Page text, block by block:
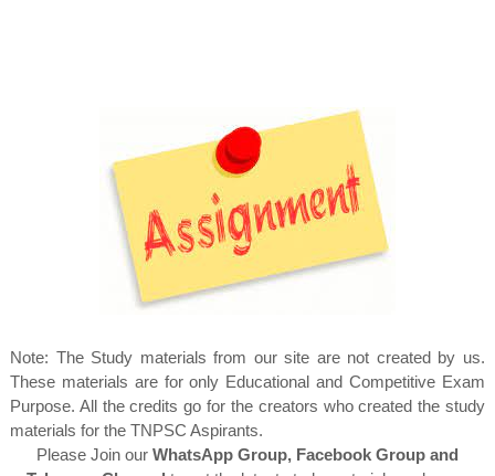
Note: The Study materials from our site are not created by us.
These materials are for only Educational and Competitive Exam
Purpose. All the credits go for the creators who created the study
materials for the TNPSC Aspirants.
Please Join our WhatsApp Group, Facebook Group and